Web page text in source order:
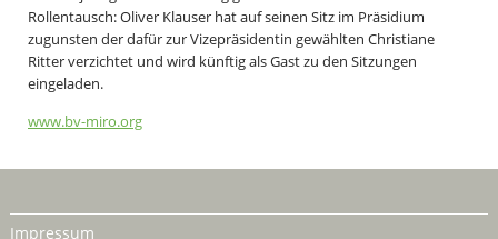
Rollentausch: Oliver Klauser hat auf seinen Sitz im Präsidium
zugunsten der dafür zur Vizepräsidentin gewählten Christiane
Ritter verzichtet und wird künftig als Gast zu den Sitzungen
eingeladen.
www.bv-miro.org
Impressum